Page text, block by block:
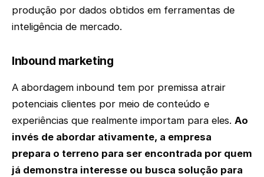
produção por dados obtidos em ferramentas de
inteligência de mercado.
Inbound marketing
A abordagem inbound tem por premissa atrair
potenciais clientes por meio de conteúdo e
experiências que realmente importam para eles. Ao
invés de abordar ativamente, a empresa
prepara o terreno para ser encontrada por quem
já demonstra interesse ou busca solução para